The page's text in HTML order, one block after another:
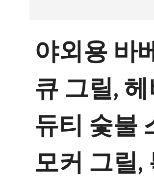
야외용 바
큐 그릴,
듀티 숯불
모커 그릴,